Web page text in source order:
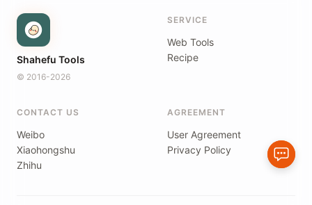
Shahefu Tools
© 2016-2026
SERVICE
Web Tools
Recipe
CONTACT US
Weibo
Xiaohongshu
Zhihu
AGREEMENT
User Agreement
Privacy Policy